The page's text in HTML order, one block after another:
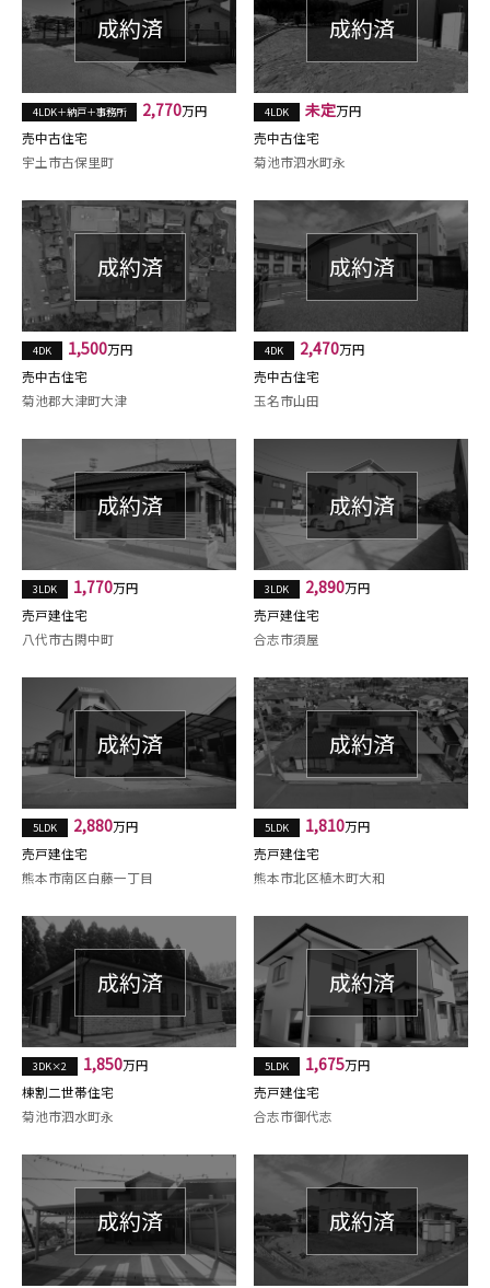
4LDK＋納戸＋事務所 2,770万円
売中古住宅
宇土市古保里町
4LDK 未定万円
売中古住宅
菊池市泗水町永
4DK 1,500万円
売中古住宅
菊池郡大津町大津
4DK 2,470万円
売中古住宅
玉名市山田
3LDK 1,770万円
売戸建住宅
八代市古閑中町
3LDK 2,890万円
売戸建住宅
合志市須屋
5LDK 2,880万円
売戸建住宅
熊本市南区白藤一丁目
5LDK 1,810万円
売戸建住宅
熊本市北区植木町大和
3DK×2 1,850万円
棟割二世帯住宅
菊池市泗水町永
5LDK 1,675万円
売戸建住宅
合志市御代志